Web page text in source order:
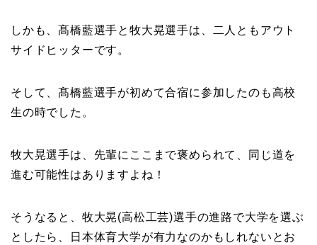
しかも、髙橋藍選手と牧大晃選手は、
二人ともアウト
サイドヒッターです。
そして、髙橋藍選手が初めて合宿に参加したのも高校
生の時でした。
牧大晃選手は、先輩にここまで褒められて、同じ道を
進む可能性はありますよね！
そうなると、牧大晃(高松工芸)選手の進路で大学を選ぶ
としたら、日本体育大学が有力なのかもしれないとお